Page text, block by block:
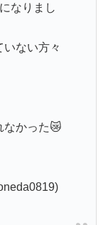
なりまし
いない方々
なかった😿